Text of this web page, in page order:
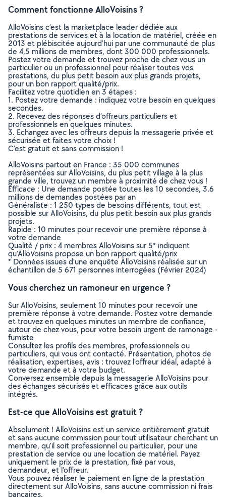
Comment fonctionne AlloVoisins ?
AlloVoisins c’est la marketplace leader dédiée aux
prestations de services et à la location de matériel, créée en
2013 et plébiscitée aujourd’hui par une communauté de plus
de 4,5 millions de membres, dont 300 000 professionnels.
Postez votre demande et trouvez proche de chez vous un
particulier ou un professionnel pour réaliser toutes vos
prestations, du plus petit besoin aux plus grands projets,
pour un bon rapport qualité/prix.
Facilitez votre quotidien en 3 étapes :
1. Postez votre demande : indiquez votre besoin en quelques
secondes.
2. Recevez des réponses d’offreurs particuliers et
professionnels en quelques minutes.
3. Echangez avec les offreurs depuis la messagerie privée et
sécurisée et faites votre choix !
C’est gratuit et sans commission !
AlloVoisins partout en France : 35 000 communes
représentées sur AlloVoisins, du plus petit village à la plus
grande ville, trouvez un membre à proximité de chez vous !
Efficace : Une demande postée toutes les 10 secondes, 3.6
millions de demandes postées par an
Généraliste : 1 250 types de besoins différents, tout est
possible sur AlloVoisins, du plus petit besoin aux plus grands
projets.
Rapide : 10 minutes pour recevoir une première réponse à
votre demande
Qualité / prix : 4 membres AlloVoisins sur 5* indiquent
qu’AlloVoisins propose un bon rapport qualité/prix
* Données issues d’une enquête AlloVoisins réalisée sur un
échantillon de 5 671 personnes interrogées (Février 2024)
Vous cherchez un ramoneur en urgence ?
Sur AlloVoisins, seulement 10 minutes pour recevoir une
première réponse à votre demande. Postez votre demande
et trouvez en quelques minutes un membre de confiance,
autour de chez vous, pour votre besoin urgent de ramonage -
fumiste
Consultez les profils des membres, professionnels ou
particuliers, qui vous ont contacté. Présentation, photos de
réalisation, expertises, avis : trouvez l'offreur idéal, adapté à
votre demande et à votre budget.
Conversez ensemble depuis la messagerie AlloVoisins pour
des échanges sécurisés et efficaces grâce aux outils
intégrés.
Est-ce que AlloVoisins est gratuit ?
Absolument ! AlloVoisins est un service entièrement gratuit
et sans aucune commission pour tout utilisateur cherchant un
membre, qu’il soit professionnel ou particulier, pour une
prestation de service ou une location de matériel. Payez
uniquement le prix de la prestation, fixé par vous,
demandeur, et l’offreur.
Vous pouvez réaliser le paiement en ligne de la prestation
directement sur AlloVoisins, sans aucune commission ni frais
bancaires.